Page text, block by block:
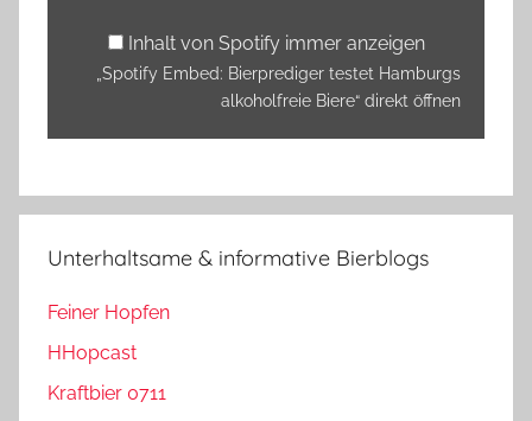
anzeigen
Inhalt von Spotify immer anzeigen
„Spotify Embed: Bierprediger testet Hamburgs
alkoholfreie Biere“ direkt öffnen
Unterhaltsame & informative Bierblogs
Feiner Hopfen
HHopcast
Kraftbier 0711